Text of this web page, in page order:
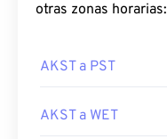
otras zonas horarias:
AKST a PST
AKST a WET